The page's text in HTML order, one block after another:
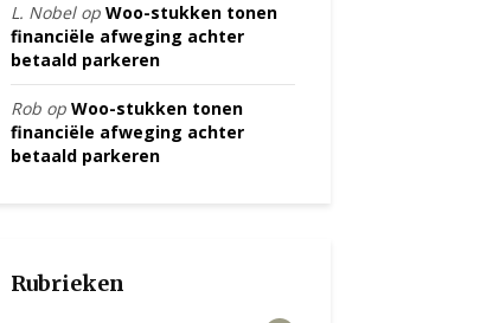
L. Nobelop Woo-stukken tonen
financiële afweging achter
betaald parkeren
Rob op Woo-stukken tonen
financiële afweging achter
betaald parkeren
Rubrieken